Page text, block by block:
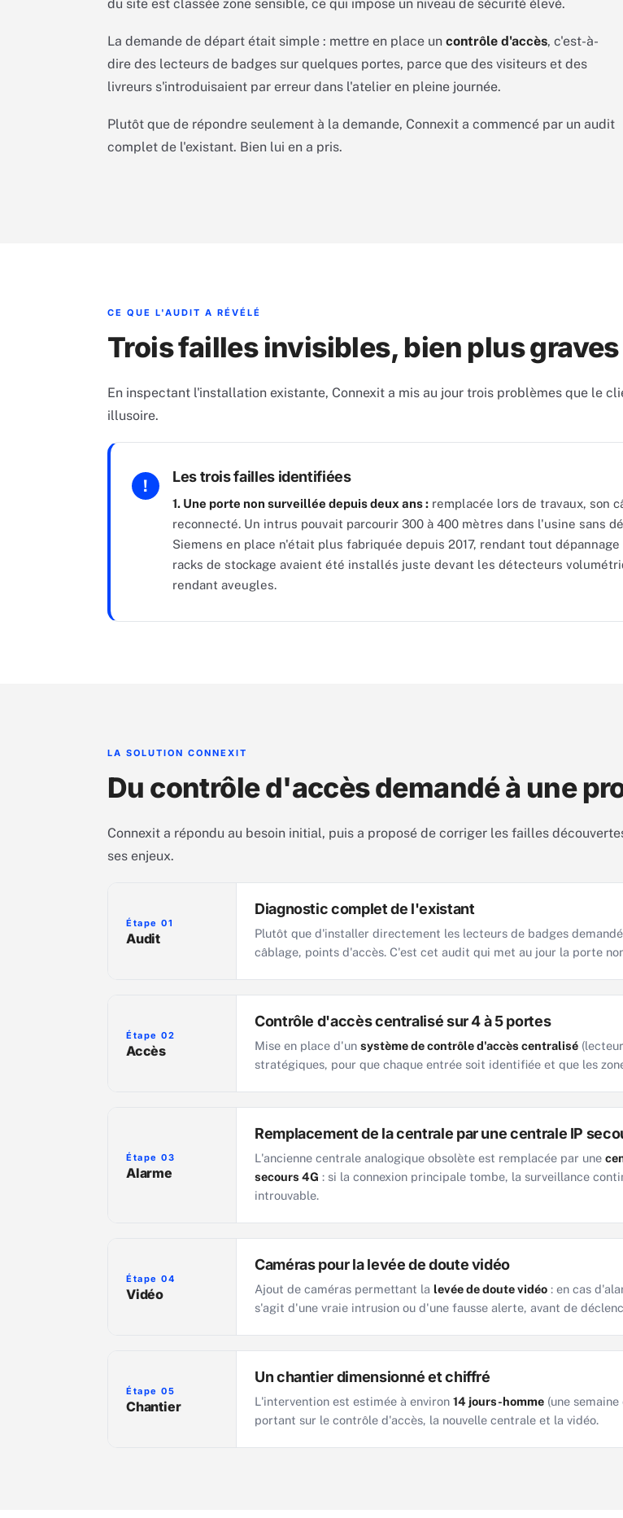
du site est classée zone sensible, ce qui impose un niveau de sécurité élevé.
La demande de départ était simple : mettre en place un contrôle d'accès, c'est-à-
dire des lecteurs de badges sur quelques portes, parce que des visiteurs et des
livreurs s'introduisaient par erreur dans l'atelier en pleine journée.
Plutôt que de répondre seulement à la demande, Connexit a commencé par un audit
complet de l'existant. Bien lui en a pris.
CE QUE L'AUDIT A RÉVÉLÉ
Trois failles invisibles, bien plus
En inspectant l'installation existante, Connexit a mis au jour trois problèmes que le
illusoire.
Les trois failles identifiées
1. Une porte non surveillée depuis deux ans : remplacée lors de travaux, son
reconnecté. Un intrus pouvait parcourir 300 à 400 mètres dans l'usine sans
Siemens en place n'était plus fabriquée depuis 2017, rendant tout
racks de stockage avaient été installés juste devant les détecteurs
rendant aveugles.
LA SOLUTION CONNEXIT
Du contrôle d'accès demandé à une
Connexit a répondu au besoin initial, puis a proposé de corriger les failles
ses enjeux.
Étape 01
Audit
Diagnostic complet de l'existant
Plutôt que d'installer directement les lecteurs de badges
câblage, points d'accès. C'est cet audit qui met au jour la porte
Étape 02
Accès
Contrôle d'accès centralisé sur 4 à 5 portes
Mise en place d'un système de contrôle d'accès centralisé
stratégiques, pour que chaque entrée soit identifiée et que les
Étape 03
Alarme
Remplacement de la centrale par une centrale IP
L'ancienne centrale analogique obsolète est remplacée par une
secours 4G : si la connexion principale tombe, la surveillance
introuvable.
Étape 04
Vidéo
Caméras pour la levée de doute vidéo
Ajout de caméras permettant la levée de doute vidéo : en cas
s'agit d'une vraie intrusion ou d'une fausse alerte, avant de
Étape 05
Chantier
Un chantier dimensionné et chiffré
L'intervention est estimée à environ 14 jours-homme (une
portant sur le contrôle d'accès, la nouvelle centrale et la vidéo.